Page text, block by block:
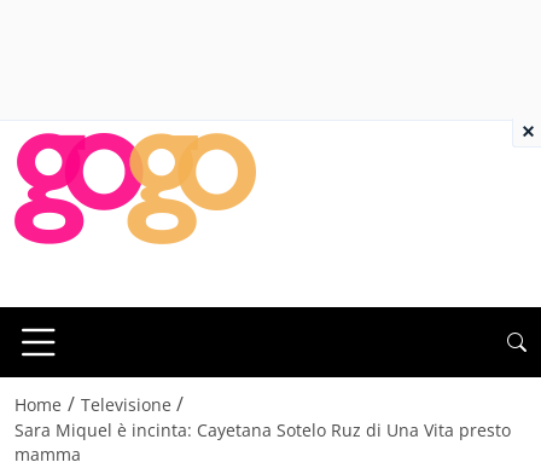
Home / Televisione /
Sara Miquel è incinta: Cayetana Sotelo Ruz di Una Vita presto
mamma
×